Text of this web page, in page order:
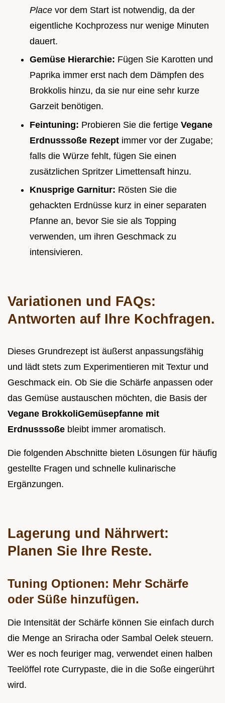
Place vor dem Start ist notwendig, da der
eigentliche Kochprozess nur wenige Minuten
dauert.
Gemüse Hierarchie: Fügen Sie Karotten und
Paprika immer erst nach dem Dämpfen des
Brokkolis hinzu, da sie nur eine sehr kurze
Garzeit benötigen.
Feintuning: Probieren Sie die fertige Vegane
Erdnusssoße Rezept immer vor der Zugabe;
falls die Würze fehlt, fügen Sie einen
zusätzlichen Spritzer Limettensaft hinzu.
Knusprige Garnitur: Rösten Sie die
gehackten Erdnüsse kurz in einer separaten
Pfanne an, bevor Sie sie als Topping
verwenden, um ihren Geschmack zu
intensivieren.
Variationen und FAQs:
Antworten auf Ihre Kochfragen.
Dieses Grundrezept ist äußerst anpassungsfähig
und lädt stets zum Experimentieren mit Textur und
Geschmack ein. Ob Sie die Schärfe anpassen oder
das Gemüse austauschen möchten, die Basis der
Vegane BrokkoliGemüsepfanne mit
Erdnusssoße bleibt immer aromatisch.
Die folgenden Abschnitte bieten Lösungen für häufig
gestellte Fragen und schnelle kulinarische
Ergänzungen.
Lagerung und Nährwert:
Planen Sie Ihre Reste.
Tuning Optionen: Mehr Schärfe
oder Süße hinzufügen.
Die Intensität der Schärfe können Sie einfach durch
die Menge an Sriracha oder Sambal Oelek steuern.
Wer es noch feuriger mag, verwendet einen halben
Teelöffel rote Currypaste, die in die Soße eingerührt
wird.